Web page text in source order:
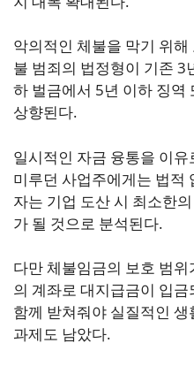
악의적인 체불을 막기 위
불 범죄의 법정형이 기존 3
하 벌금에서 5년 이하 징역
상향된다.
일시적인 자금 융통을 이
미루던 사업주에게는 법적
자는 기업 도산 시 최소한
가 될 것으로 분석된다.
다만 체불임금의 보호 범
의 계좌로 대지급금이 입
함께 받쳐줘야 실질적인
과제도 남았다.